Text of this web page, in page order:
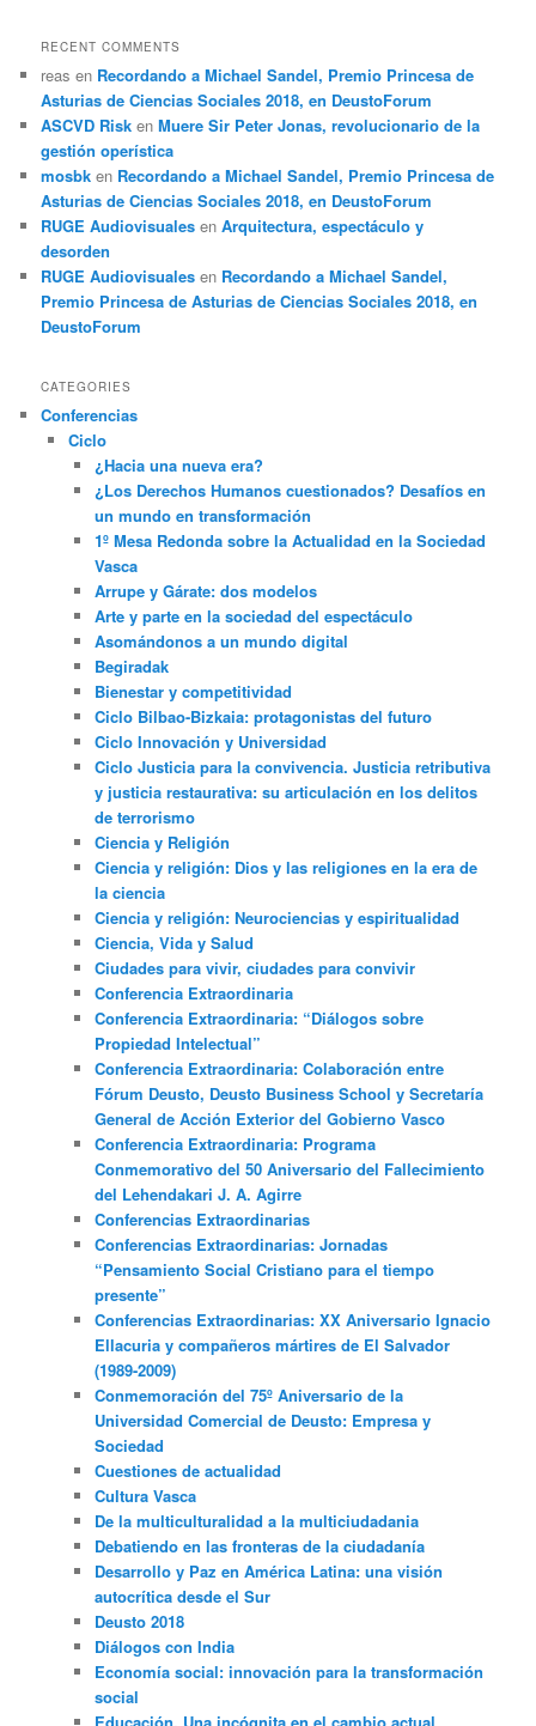
RECENT COMMENTS
reas en Recordando a Michael Sandel, Premio Princesa de
Asturias de Ciencias Sociales 2018, en DeustoForum
ASCVD Risk enMuere Sir Peter Jonas, revolucionario de la
gestión operística
mosbk en Recordando a Michael Sandel, Premio Princesa de
Asturias de Ciencias Sociales 2018, en DeustoForum
RUGE Audiovisuales enArquitectura, espectáculo y
desorden
RUGE Audiovisuales en Recordando a Michael Sandel,
Premio Princesa de Asturias de Ciencias Sociales 2018, en
DeustoForum
CATEGORIES
Conferencias
Ciclo
¿Hacia una nueva era?
¿Los Derechos Humanos cuestionados? Desafíos en
un mundo en transformación
1º Mesa Redonda sobre la Actualidad en la Sociedad
Vasca
Arrupe y Gárate: dos modelos
Arte y parte en la sociedad del espectáculo
Asomándonos a un mundo digital
Begiradak
Bienestar y competitividad
Ciclo Bilbao-Bizkaia: protagonistas del futuro
Ciclo Innovación y Universidad
Ciclo Justicia para la convivencia. Justicia retributiva
y justicia restaurativa: su articulación en los delitos
de terrorismo
Ciencia y Religión
Ciencia y religión: Dios y las religiones en la era de
la ciencia
Ciencia y religión: Neurociencias y espiritualidad
Ciencia, Vida y Salud
Ciudades para vivir, ciudades para convivir
Conferencia Extraordinaria
Conferencia Extraordinaria: “Diálogos sobre
Propiedad Intelectual”
Conferencia Extraordinaria: Colaboración entre
Fórum Deusto, Deusto Business School y Secretaría
General de Acción Exterior del Gobierno Vasco
Conferencia Extraordinaria: Programa
Conmemorativo del 50 Aniversario del Fallecimiento
del Lehendakari J. A. Agirre
Conferencias Extraordinarias
Conferencias Extraordinarias: Jornadas
“Pensamiento Social Cristiano para el tiempo
presente”
Conferencias Extraordinarias: XX Aniversario Ignacio
Ellacuria y compañeros mártires de El Salvador
(1989-2009)
Conmemoración del 75º Aniversario de la
Universidad Comercial de Deusto: Empresa y
Sociedad
Cuestiones de actualidad
Cultura Vasca
De la multiculturalidad a la multiciudadania
Debatiendo en las fronteras de la ciudadanía
Desarrollo y Paz en América Latina: una visión
autocrítica desde el Sur
Deusto 2018
Diálogos con India
Economía social: innovación para la transformación
social